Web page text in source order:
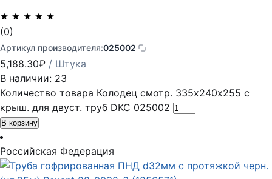
(0)
Артикул производителя:025002
5,188.30₽ / Штука
В наличии: 23
Количество товара Колодец смотр. 335х240х255 с
крыш. для двуст. труб DKC 025002
В корзину
Российская Федерация